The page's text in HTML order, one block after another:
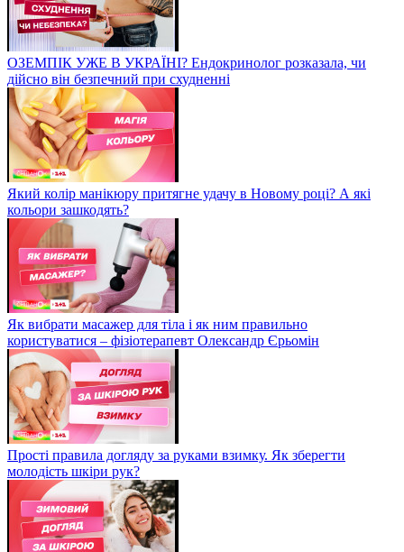
ОЗЕМПІК УЖЕ В УКРАЇНІ? Ендокринолог розказала, чи
дійсно він безпечний при схудненні
Який колір манікюру притягне удачу в Новому році? А які
кольори зашкодять?
Як вибрати масажер для тіла і як ним правильно
користуватися – фізіотерапевт Олександр Єрьомін
Прості правила догляду за руками взимку. Як зберегти
молодість шкіри рук?